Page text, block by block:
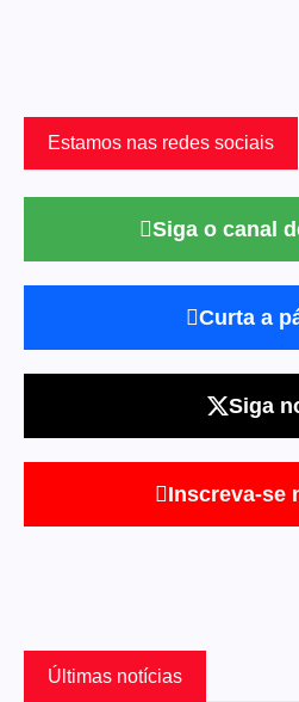
Estamos nas redes sociais
Siga o canal
Curta a
Siga
Inscreva-se
Últimas notícias